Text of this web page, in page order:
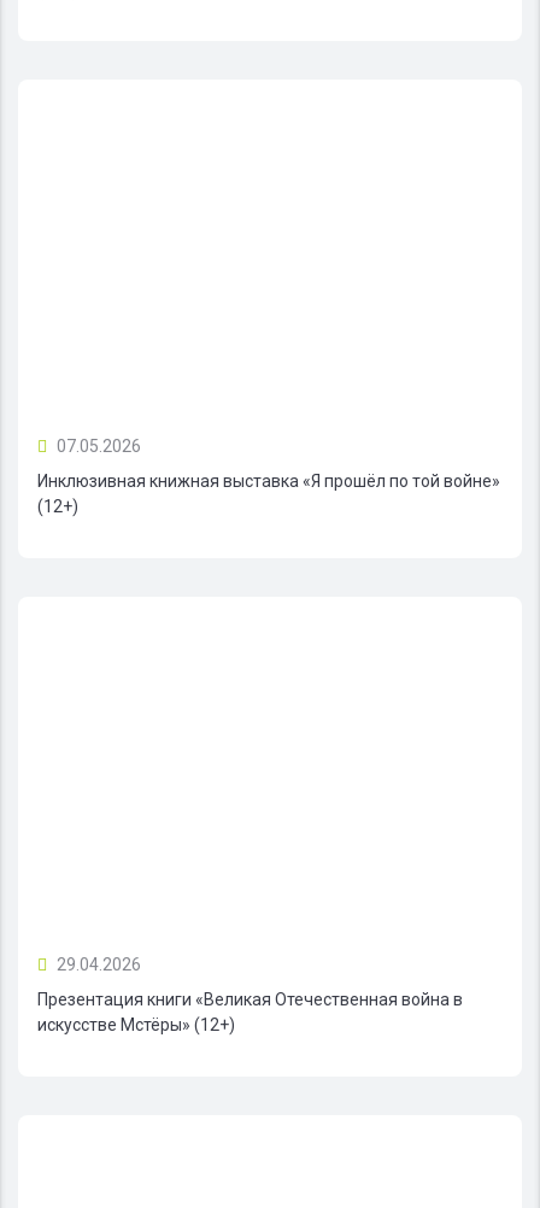
07.05.2026
Инклюзивная книжная выставка «Я прошёл по той войне»
(12+)
29.04.2026
Презентация книги «Великая Отечественная война в
искусстве Мстёры» (12+)